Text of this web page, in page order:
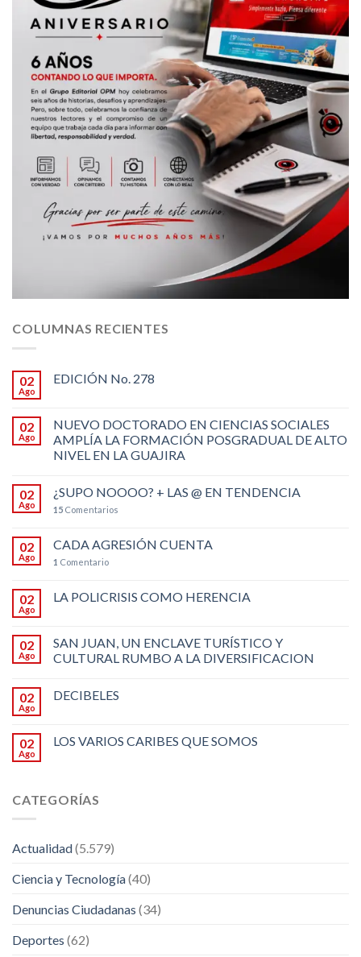
COLUMNAS RECIENTES
02
Ago
EDICIÓN No. 278
02
Ago
NUEVO DOCTORADO EN CIENCIAS SOCIALES
AMPLÍA LA FORMACIÓN POSGRADUAL DE ALTO
NIVEL EN LA GUAJIRA
02
Ago
¿SUPO NOOOO? + LAS @ EN TENDENCIA
15 Comentarios
02
Ago
CADA AGRESIÓN CUENTA
1 Comentario
02
Ago
LA POLICRISIS COMO HERENCIA
02
Ago
SAN JUAN, UN ENCLAVE TURÍSTICO Y
CULTURAL RUMBO A LA DIVERSIFICACION
02
Ago
DECIBELES
02
Ago
LOS VARIOS CARIBES QUE SOMOS
CATEGORÍAS
Actualidad(5.579)
Ciencia y Tecnología(40)
Denuncias Ciudadanas (34)
Deportes (62)